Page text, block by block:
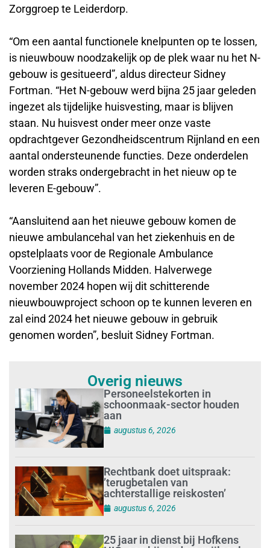
Zorggroep te Leiderdorp.
“Om een aantal functionele knelpunten op te lossen,
is nieuwbouw noodzakelijk op de plek waar nu het N-
gebouw is gesitueerd”, aldus directeur Sidney
Fortman. “Het N-gebouw werd bijna 25 jaar geleden
ingezet als tijdelijke huisvesting, maar is blijven
staan. Nu huisvest onder meer onze vaste
opdrachtgever Gezondheidscentrum Rijnland en een
aantal ondersteunende functies. Deze onderdelen
worden straks ondergebracht in het nieuw op te
leveren E-gebouw”.
“Aansluitend aan het nieuwe gebouw komen de
nieuwe ambulancehal van het ziekenhuis en de
opstelplaats voor de Regionale Ambulance
Voorziening Hollands Midden. Halverwege
november 2024 hopen wij dit schitterende
nieuwbouwproject schoon op te kunnen leveren en
zal eind 2024 het nieuwe gebouw in gebruik
genomen worden”, besluit Sidney Fortman.
Overig nieuws
Personeelstekorten in
schoonmaak-sector houden
aan
augustus 6, 2026
Rechtbank doet uitspraak:
’terugbetalen van
achterstallige reiskosten’
augustus 6, 2026
25 jaar in dienst bij Hofkens